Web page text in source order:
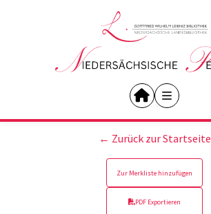
← Zurück zur Startseite
Zur Merkliste hinzufügen
PDF Exportieren